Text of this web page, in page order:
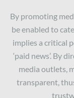
By promoting
be enabled to
implies a critical
‘paid news’. By
media outlets,
transparent,